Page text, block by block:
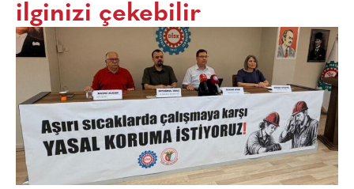
ilginizi çekebilir